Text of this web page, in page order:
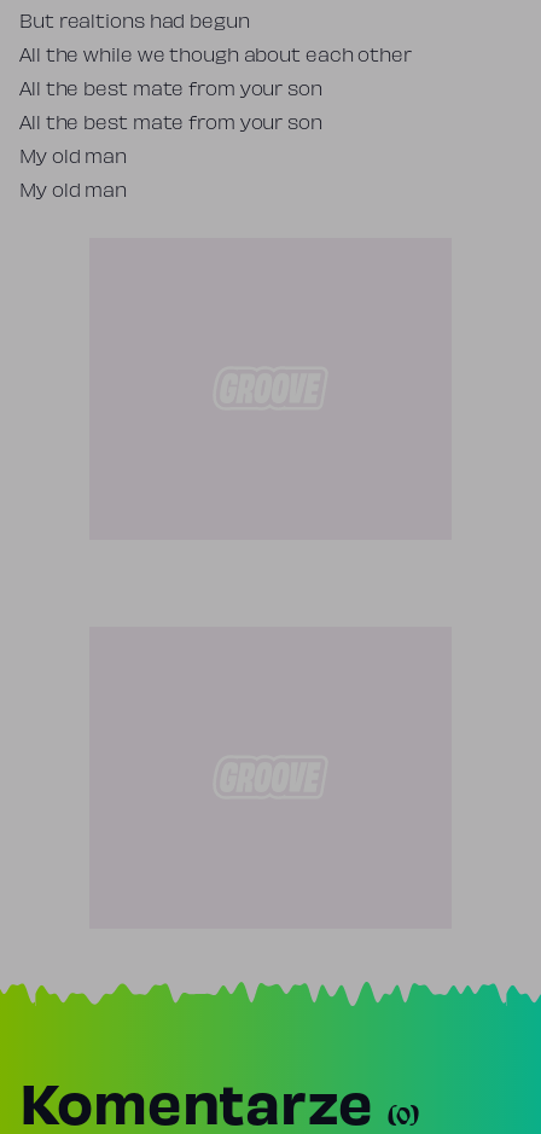
But realtions had begun
All the while we though about each other
All the best mate from your son
All the best mate from your son
My old man
My old man
Komentarze (0)